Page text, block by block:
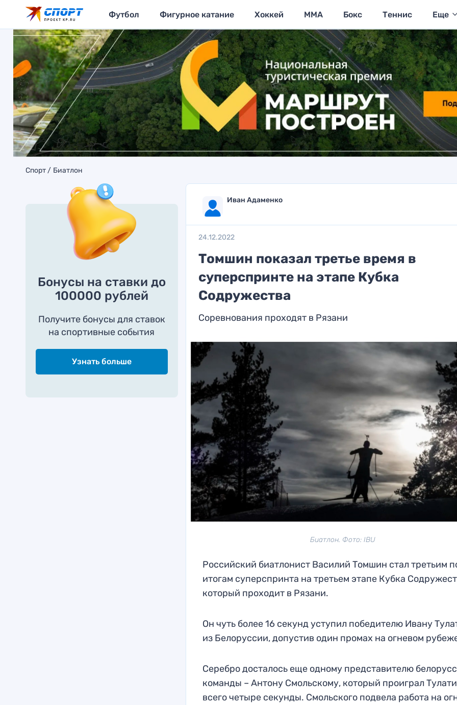
Футбол Фигурное катание Хоккей MMA Бокс Теннис Еще
Спорт Биатлон
Бонусы на ставки до
100000 рублей
Получите бонусы для ставок
на спортивные события
Узнать больше
Иван Адаменко
24.12.2022
Томшин показал третье время в
суперспринте на этапе Кубка
Содружества
Соревнования проходят в Рязани
Биатлон. Фото: IBU
Российский биатлонист Василий Томшин стал третьим
итогам суперспринта на третьем этапе Кубка
который проходит в Рязани.
Он чуть более 16 секунд уступил победителю Ивану
из Белоруссии, допустив один промах на огневом
Серебро досталось еще одному представителю
команды – Антону Смольскому, который проиграл
всего четыре секунды. Смольского подвела работа на